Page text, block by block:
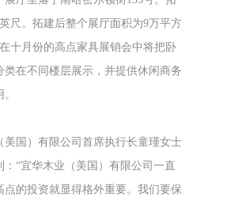
尺。拓建后整个展厅面积为9万平方
十月份的高点家具展销会中将把卧
类在不同楼层展示，并提供休闲商务
国）有限公司首席执行长童瑾女士
：“宜华木业（美国）有限公司一直
点的投资就显得格外重要。我们要保